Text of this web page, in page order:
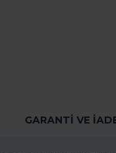
GARANTI VE